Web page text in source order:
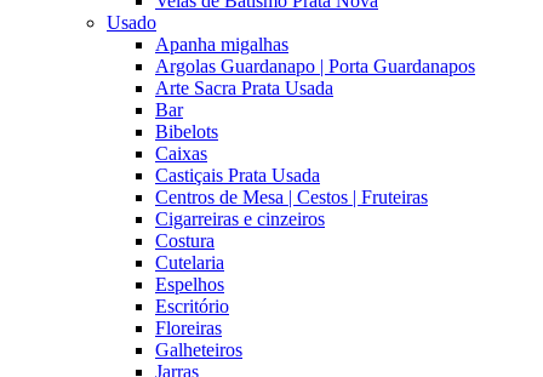
Usado
Apanha migalhas
Argolas Guardanapo | Porta Guardanapos
Arte Sacra Prata Usada
Bar
Bibelots
Caixas
Castiçais Prata Usada
Centros de Mesa | Cestos | Fruteiras
Cigarreiras e cinzeiros
Costura
Cutelaria
Espelhos
Escritório
Floreiras
Galheteiros
Jarras